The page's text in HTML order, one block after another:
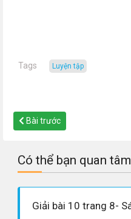
Tags luyện tập
Bài trước
Có thể bạn quan tâm